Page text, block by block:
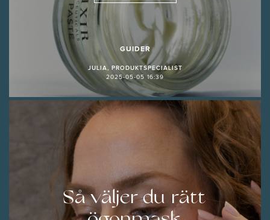
GUIDER
JULIA, PRODUKTSPECIALIST
2025-05-05 16:39
Så väljer du rätt